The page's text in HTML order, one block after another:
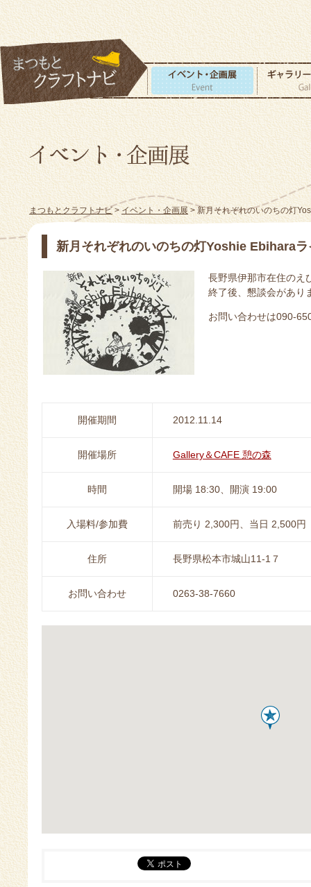
まつもとクラフトナビ>イベント・企画展> 新月それぞれのいのちの灯
新月それぞれのいのちの灯Yoshie Ebiharaラ
長野県伊那市在住のえ
終了後、懇談会があり
お問い合わせは090-
開催期間 2012.11.14
開催場所 Gallery＆CAFE 憩の森
時間 開場 18:30、開演 19:00
入場料/参加費 前売り 2,300円、当日 2,500円
住所 長野県松本市城山11-1７
お問い合わせ 0263-38-7660